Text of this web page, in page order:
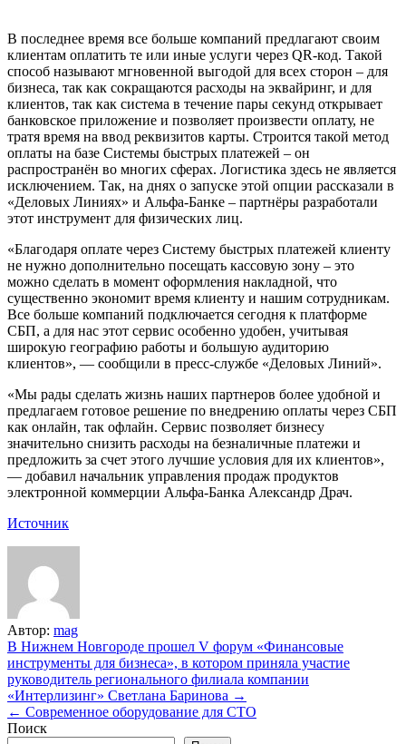
В последнее время все больше компаний предлагают своим
клиентам оплатить те или иные услуги через QR-код. Такой
способ называют мгновенной выгодой для всех сторон – для
бизнеса, так как сокращаются расходы на эквайринг, и для
клиентов, так как система в течение пары секунд открывает
банковское приложение и позволяет произвести оплату, не
тратя время на ввод реквизитов карты. Строится такой метод
оплаты на базе Системы быстрых платежей – он
распространён во многих сферах. Логистика здесь не является
исключением. Так, на днях о запуске этой опции рассказали в
«Деловых Линиях» и Альфа-Банке – партнёры разработали
этот инструмент для физических лиц.
«Благодаря оплате через Систему быстрых платежей клиенту
не нужно дополнительно посещать кассовую зону – это
можно сделать в момент оформления накладной, что
существенно экономит время клиенту и нашим сотрудникам.
Все больше компаний подключается сегодня к платформе
СБП, а для нас этот сервис особенно удобен, учитывая
широкую географию работы и большую аудиторию
клиентов», — сообщили в пресс-службе «Деловых Линий».
«Мы рады сделать жизнь наших партнеров более удобной и
предлагаем готовое решение по внедрению оплаты через СБП
как онлайн, так офлайн. Сервис позволяет бизнесу
значительно снизить расходы на безналичные платежи и
предложить за счет этого лучшие условия для их клиентов»,
— добавил начальник управления продаж продуктов
электронной коммерции Альфа-Банка Александр Драч.
Источник
Автор: mag
Навигация
по
записям
В Нижнем Новгороде прошел V форум «Финансовые
инструменты для бизнеса», в котором приняла участие
руководитель регионального филиала компании
«Интерлизинг» Светлана Баринова →
← Современное оборудование для СТО
Поиск